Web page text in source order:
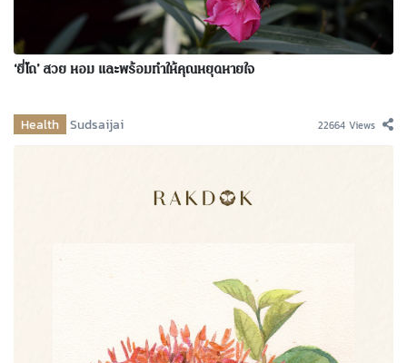
‘ยี่โถ’ สวย หอม และพร้อมทำให้คุณหยุดหายใจ
Health Sudsaijai 22664 Views